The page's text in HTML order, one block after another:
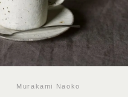
Murakami Naoko